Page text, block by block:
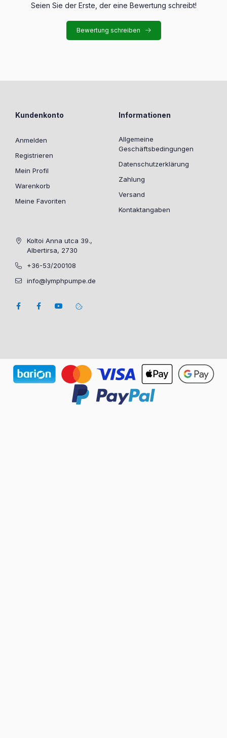
Seien Sie der Erste, der eine Bewertung schreibt!
Bewertung schreiben
Kundenkonto
Anmelden
Registrieren
Mein Profil
Warenkorb
Meine Favoriten
Informationen
Allgemeine
Geschäftsbedingungen
Datenschutzerklärung
Zahlung
Versand
Kontaktangaben
Koltoi Anna utca 39.,
Albertirsa, 2730
+36-53/200108
info@lymphpumpe.de